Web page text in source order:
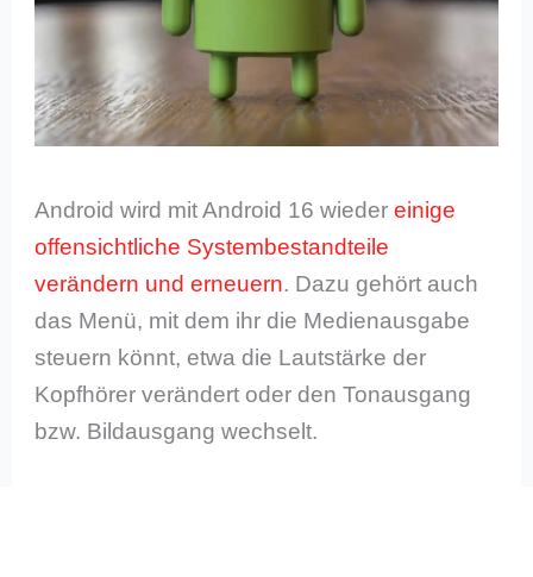
Android wird mit Android 16 wiedereinige
offensichtliche Systembestandteile
verändern und erneuern. Dazu gehört auch
das Menü, mit dem ihr die Medienausgabe
steuern könnt, etwa die Lautstärke der
Kopfhörer verändert oder den Tonausgang
bzw. Bildausgang wechselt.